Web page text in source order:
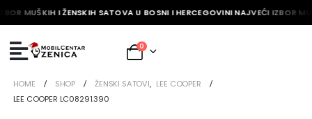
MUŠKIH I ŽENSKIH SATOVA U BOSNI I HERCEGOVINI NAJVEĆI IZBOR
0
HOME SHOP ŽENSKI SATOVI, LEE COOPER
LEE COOPER LC08291.390